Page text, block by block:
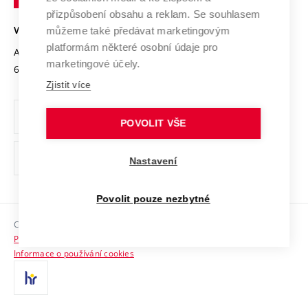
Open Science
Projekty
Projekty ze strukturálních fondů
Specifický výzkum
Univerzitní sítě
Bezpečná univerzita
Vyznamenání
Organizační struktura
Ochrana osobních údajů
odkaz)
Sociální bezpečí
HR Award
Kontakty
VYSOKÉ UČENÍ TECHNICKÉ V BRNĚ
Antonínská 548/1
602 00 Brno
www.vut.cz
vut@vutbr.cz
Copyright © 2026 VUT
Prohlášení o přístupnosti
Informace o používání cookies
přizpůsobení obsahu a reklam. Se souhlasem
můžeme také předávat marketingovým
platformám některé osobní údaje pro
marketingové účely.
Zjistit více
POVOLIT VŠE
Nastavení
Povolit pouze nezbytné